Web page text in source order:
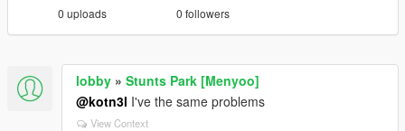
0 uploads 0 followers
lobby » Stunts Park [Menyoo]
@kotn3l I've the same problems
View Context